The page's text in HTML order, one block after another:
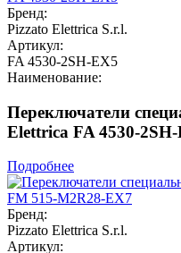
Бренд:
Pizzato Elettrica S.r.l.
Артикул:
FA 4530-2SH-EX5
Наименование:
Переключатели
Elettrica FA 4530-
Подробнее
Бренд:
Pizzato Elettrica S.r.l.
Артикул: